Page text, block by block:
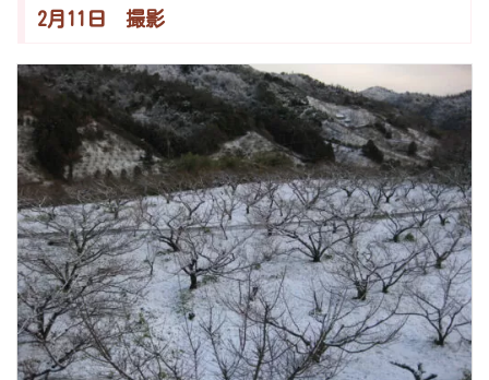
2月11日 撮影